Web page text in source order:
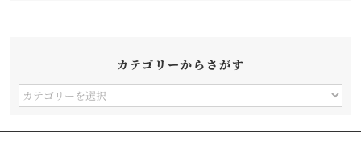
カテゴリーからさがす
カ